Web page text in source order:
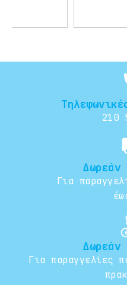
210
Δωρεάν
Για
Δωρεάν
Για παραγγελίες